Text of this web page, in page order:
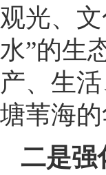
观光、
水”的生
产、生
塘苇海的
二是强